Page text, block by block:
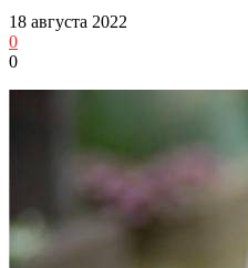
18 августа 2022
0
0